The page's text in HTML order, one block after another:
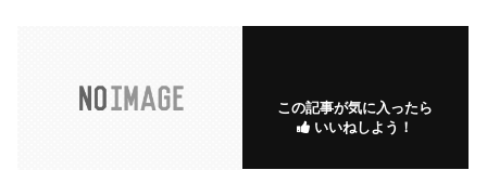
この記事が気に入ったら
いいねしよう！